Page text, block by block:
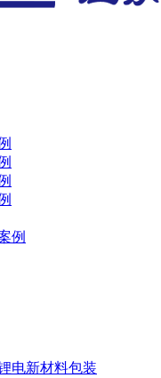
例
电新材料包装